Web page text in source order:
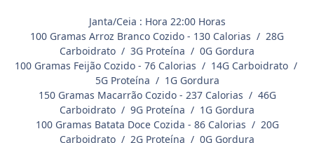
Janta/Ceia : Hora 22:00 Horas
100 Gramas Arroz Branco Cozido - 130 Calorias / 28G
Carboidrato / 3G Proteína / 0G Gordura
100 Gramas Feijão Cozido - 76 Calorias / 14G Carboidrato /
5G Proteína / 1G Gordura
150 Gramas Macarrão Cozido - 237 Calorias / 46G
Carboidrato / 9G Proteína / 1G Gordura
100 Gramas Batata Doce Cozida - 86 Calorias / 20G
Carboidrato / 2G Proteína / 0G Gordura